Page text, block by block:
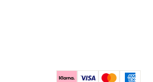
KlarnaVisa Mastercard